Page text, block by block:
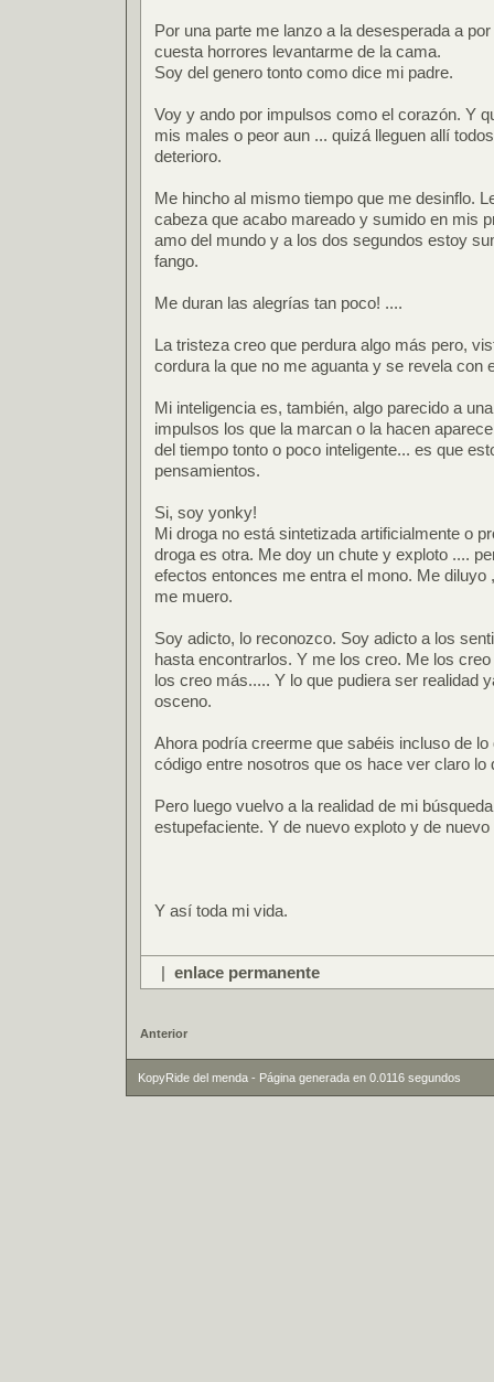
Por una parte me lanzo a la desesperada a
cuesta horrores levantarme de la cama.
Soy del genero tonto como dice mi padre.
Voy y ando por impulsos como el corazón. Y
mis males o peor aun ... quizá lleguen allí
deterioro.
Me hincho al mismo tiempo que me desinflo.
cabeza que acabo mareado y sumido en mis
amo del mundo y a los dos segundos estoy
fango.
Me duran las alegrías tan poco! ....
La tristeza creo que perdura algo más pero,
cordura la que no me aguanta y se revela con
Mi inteligencia es, también, algo parecido a
impulsos los que la marcan o la hacen
del tiempo tonto o poco inteligente... es que
pensamientos.
Si, soy yonky!
Mi droga no está sintetizada artificialmente o
droga es otra. Me doy un chute y exploto ....
efectos entonces me entra el mono. Me diluyo
me muero.
Soy adicto, lo reconozco. Soy adicto a los
hasta encontrarlos. Y me los creo. Me los
los creo más..... Y lo que pudiera ser realidad
osceno.
Ahora podría creerme que sabéis incluso de
código entre nosotros que os hace ver claro lo
Pero luego vuelvo a la realidad de mi
estupefaciente. Y de nuevo exploto y de
Y así toda mi vida.
| enlace permanente
Anterior
KopyRide del menda - Página generada en 0.0116 segundos